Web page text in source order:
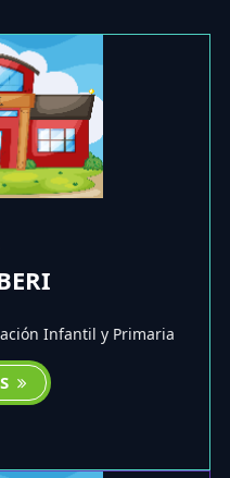
Infantil y Primaria